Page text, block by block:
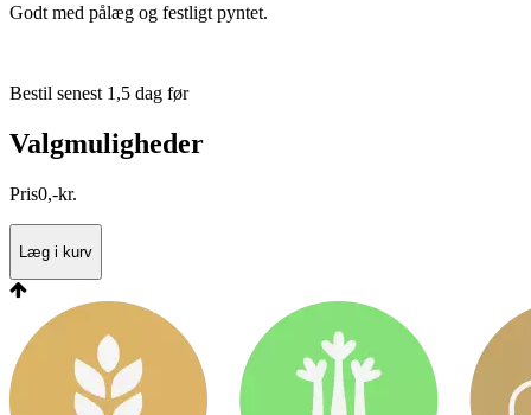
Godt med pålæg og festligt pyntet.
Bestil senest 1,5 dag før
Valgmuligheder
Pris0,-kr.
Læg i kurv